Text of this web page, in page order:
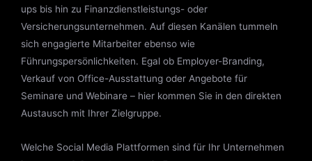
ups bis hin zu Finanzdienstleistungs- oder
Versicherungsunternehmen. Auf diesen Kanälen tummeln
sich engagierte Mitarbeiter ebenso wie
Führungspersönlichkeiten. Egal ob Employer-Branding,
Verkauf von Office-Ausstattung oder Angebote für
Seminare und Webinare – hier kommen Sie in den direkten
Austausch mit Ihrer Zielgruppe.
Welche Social Media Plattformen sind für Ihr Unternehmen